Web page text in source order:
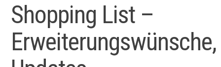
Shopping List –
Erweiterungswünsche,